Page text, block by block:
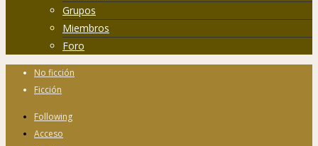
Grupos
Miembros
Foro
No ficción
Ficción
Following
Acceso